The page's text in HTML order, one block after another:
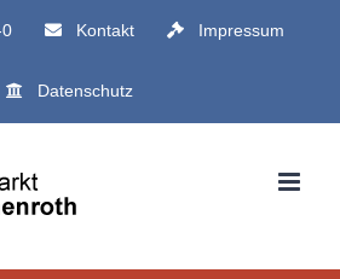
Kontakt Impressum
Datenschutz